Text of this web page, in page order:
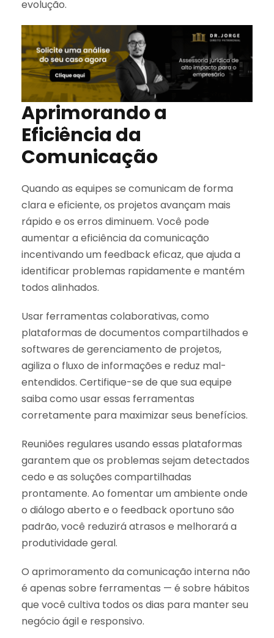
evolução.
Aprimorando a
Eficiência da
Comunicação
Quando as equipes se comunicam de forma
clara e eficiente, os projetos avançam mais
rápido e os erros diminuem. Você pode
aumentar a eficiência da comunicação
incentivando um feedback eficaz, que ajuda a
identificar problemas rapidamente e mantém
todos alinhados.
Usar ferramentas colaborativas, como
plataformas de documentos compartilhados e
softwares de gerenciamento de projetos,
agiliza o fluxo de informações e reduz mal-
entendidos. Certifique-se de que sua equipe
saiba como usar essas ferramentas
corretamente para maximizar seus benefícios.
Reuniões regulares usando essas plataformas
garantem que os problemas sejam detectados
cedo e as soluções compartilhadas
prontamente. Ao fomentar um ambiente onde
o diálogo aberto e o feedback oportuno são
padrão, você reduzirá atrasos e melhorará a
produtividade geral.
O aprimoramento da comunicação interna não
é apenas sobre ferramentas — é sobre hábitos
que você cultiva todos os dias para manter seu
negócio ágil e responsivo.